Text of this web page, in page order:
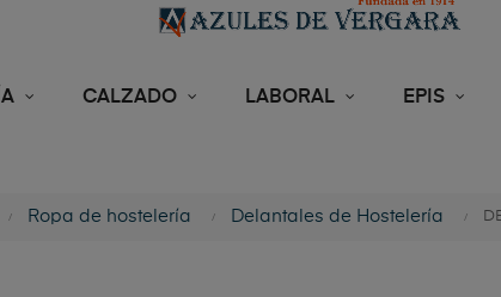
CALZADO LABORAL EPIS
Ropa de hostelería Delantales de Hostelería